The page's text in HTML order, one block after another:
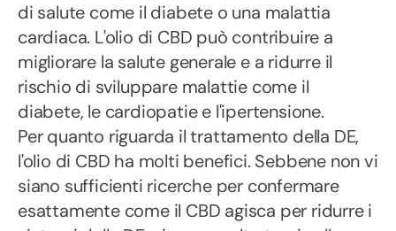
di salute come il diabete o una malattia
cardiaca. L'olio di CBD può contribuire a
migliorare la salute generale e a ridurre il
rischio di sviluppare malattie come il
diabete, le cardiopatie e l'ipertensione.
Per quanto riguarda il trattamento della DE,
l'olio di CBD ha molti benefici. Sebbene non vi
siano sufficienti ricerche per confermare
esattamente come il CBD agisca per ridurre i